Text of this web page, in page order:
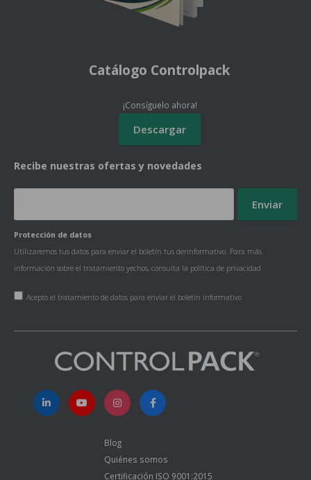
Recibe nuestras ofertas y novedades
Protección de datos
Utilizaremos tus datos para enviar el boletín tus derinformativo. Para más
información sobre el tratamiento yechos, consulta la política de privacidad
Acepto el tratamiento de datos para enviar el boletín informativo
Catálogo Controlpack
¡Consíguelo ahora!
Blog
Quiénes somos
Certificación ISO 9001:2015